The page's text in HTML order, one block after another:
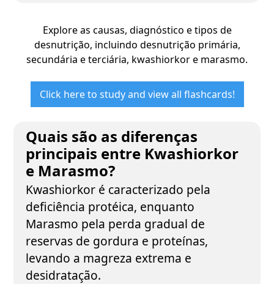
Explore as causas, diagnóstico e tipos de
desnutrição, incluindo desnutrição primária,
secundária e terciária, kwashiorkor e marasmo.
Click here to study and view all flashcards!
Quais são as diferenças
principais entre Kwashiorkor
e Marasmo?
Kwashiorkor é caracterizado pela
deficiência protéica, enquanto
Marasmo pela perda gradual de
reservas de gordura e proteínas,
levando a magreza extrema e
desidratação.